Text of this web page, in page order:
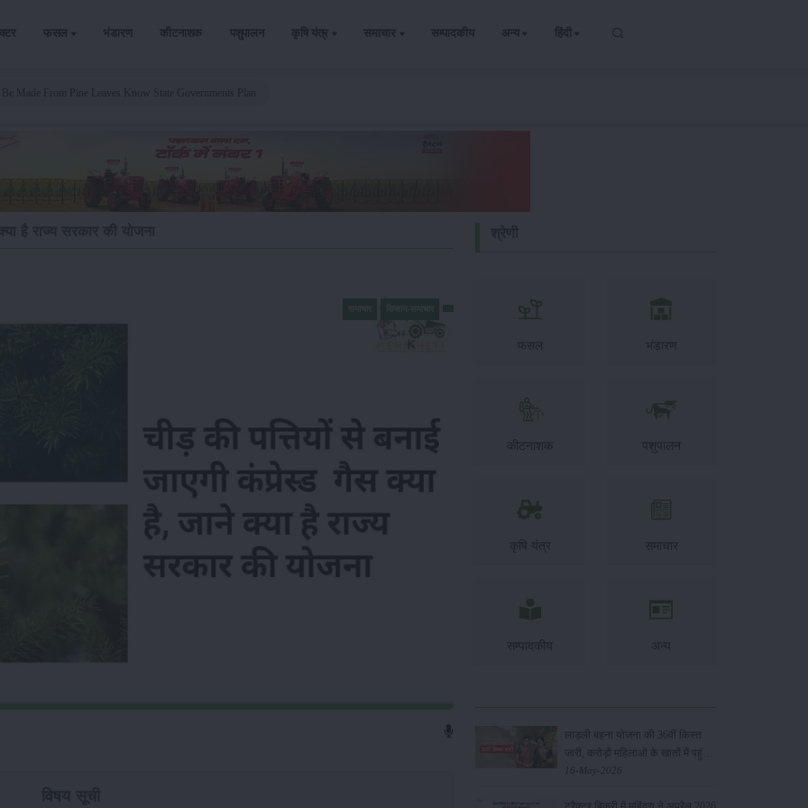
फसल भंडारण कीटनाशक पशुपालन कृषि यंत्र समाचार सम्पादकीय अन्य हिंदी
फसल भंडारण
कीटनाशक पशुपालन
कृषि यंत्र समाचार
सम्पादकीय अन्य
लाड़ली बहना योजना की 36वीं किस्त
जारी, करोड़ों महिलाओं के खातों में पहुंचे
1500 रुपये
16-May-2026